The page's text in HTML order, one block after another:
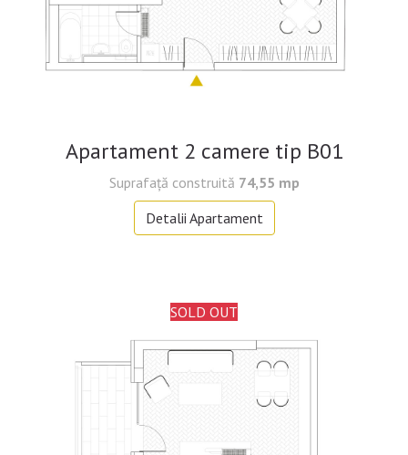
Apartament 2 camere tip B01
Suprafaţă construită 74,55 mp
Detalii Apartament
SOLD OUT